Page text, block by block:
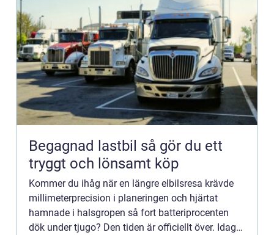
Begagnad lastbil så gör du ett
tryggt och lönsamt köp
Kommer du ihåg när en längre elbilsresa krävde
millimeterprecision i planeringen och hjärtat
hamnade i halsgropen så fort batteriprocenten
dök under tjugo? Den tiden är officiellt över. Idag